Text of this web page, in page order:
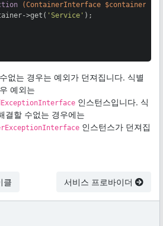
(ContainerInterface $container)
>get(
'Service' );
없는 경우는 예외가 던져집니다. 식별
예외는
인스턴스입니다. 식
결할 수없는 경우에는
인스턴스가 던져집
클 서비스 프로바이더